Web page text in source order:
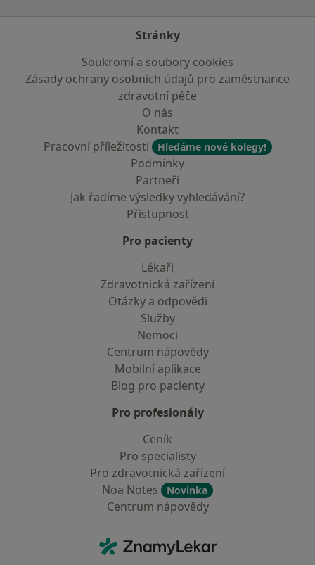
Stránky
Soukromí a soubory cookies
Zásady ochrany osobních údajů pro zaměstnance
zdravotní péče
O nás
Kontakt
Pracovní příležitosti
Hledáme nové kolegy!
Podmínky
Partneři
Jak řadíme výsledky vyhledávání?
Přístupnost
Pro pacienty
Lékaři
Zdravotnická zařízení
Otázky a odpovědi
Služby
Nemoci
Centrum nápovědy
Mobilní aplikace
Blog pro pacienty
Pro profesionály
Ceník
Pro specialisty
Pro zdravotnická zařízení
Noa Notes
Novinka
Centrum nápovědy
ZnamyLekar - Hlavní stránka